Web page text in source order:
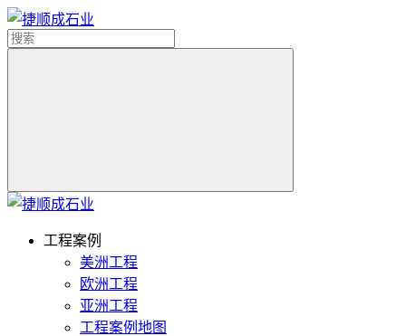
工程案例
美洲工程
欧洲工程
亚洲工程
工程案例地图